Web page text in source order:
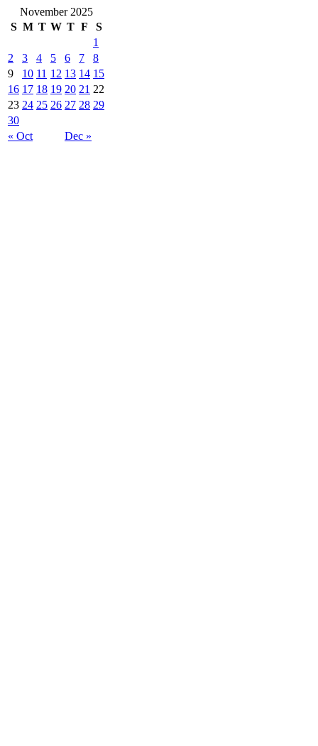
November 2025
S M T W T F S
« Oct Dec »
1
2
3 4 5 6 7
8
9
10 11 12 13 14 15
16 17 18 19 20 21 22
23 24 25 26 27 28 29
30